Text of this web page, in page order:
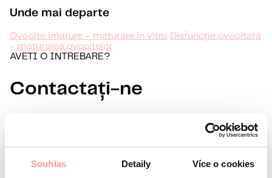
Souhlas Detaily Více o cookies
Unde mai departe
Ovocite imature – maturare in vitro
Disfuncție ovocitară
– maturarea ovocitelor
AVETI O INTREBARE?
Contactați-ne